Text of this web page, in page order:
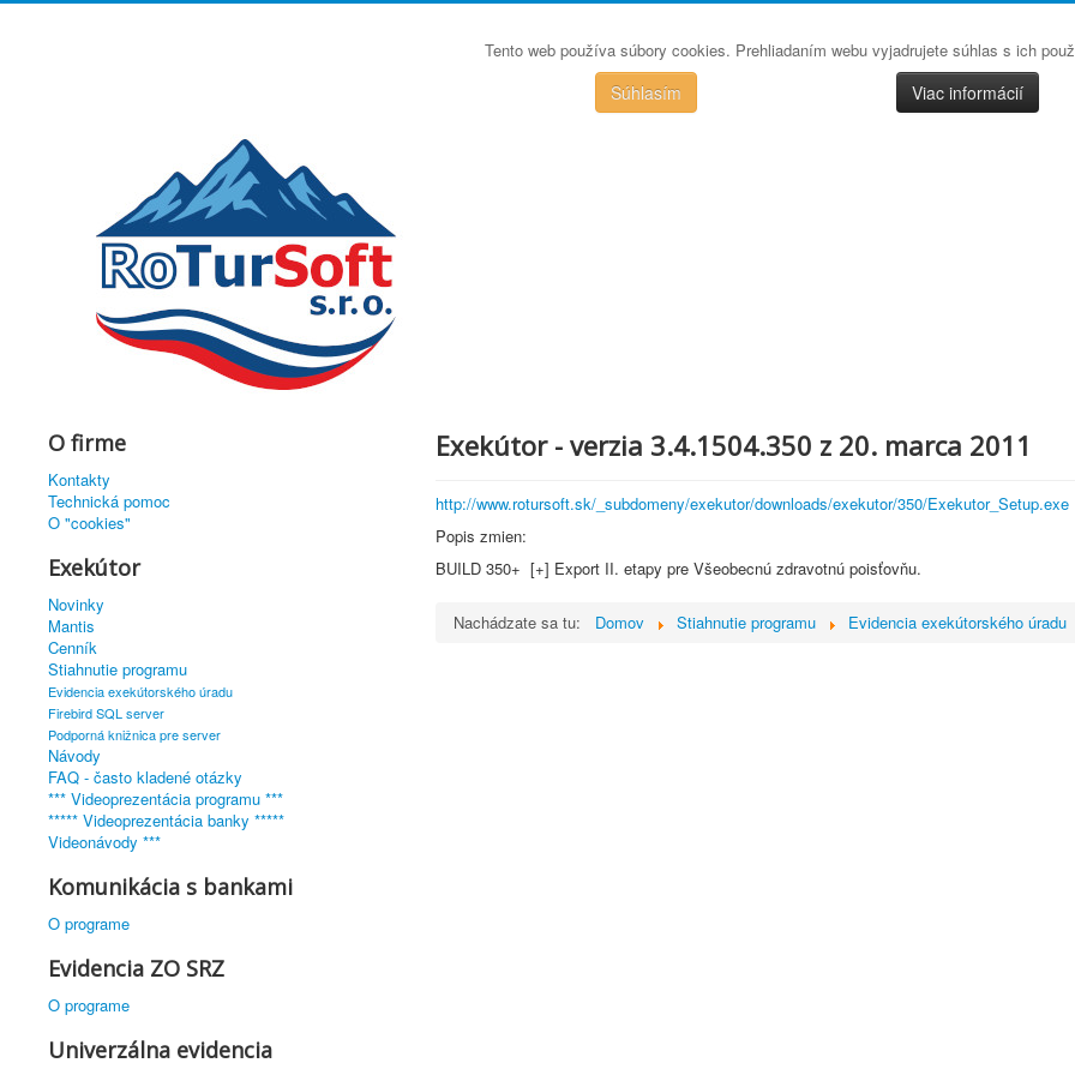
Tento web používa súbory cookies. Prehliadaním webu vyjadrujete súhlas s ich
Súhlasím Viac informácií
O firme
Kontakty
Technická pomoc
O "cookies"
Exekútor
Novinky
Mantis
Cenník
Stiahnutie programu
Evidencia exekútorského úradu
Firebird SQL server
Podporná knižnica pre server
Návody
FAQ - často kladené otázky
*** Videoprezentácia programu ***
***** Videoprezentácia banky *****
Videonávody ***
Komunikácia s bankami
O programe
Evidencia ZO SRZ
O programe
Univerzálna evidencia
Exekútor - verzia 3.4.1504.350 z 20. marca 2011
http://www.rotursoft.sk/_subdomeny/exekutor/downloads/exekutor/350/Exekutor_Setup.exe
Popis zmien:
BUILD 350+  [+] Export II. etapy pre Všeobecnú zdravotnú poisťovňu.
Nachádzate sa tu: Domov Stiahnutie programu Evidencia exekútorského úradu